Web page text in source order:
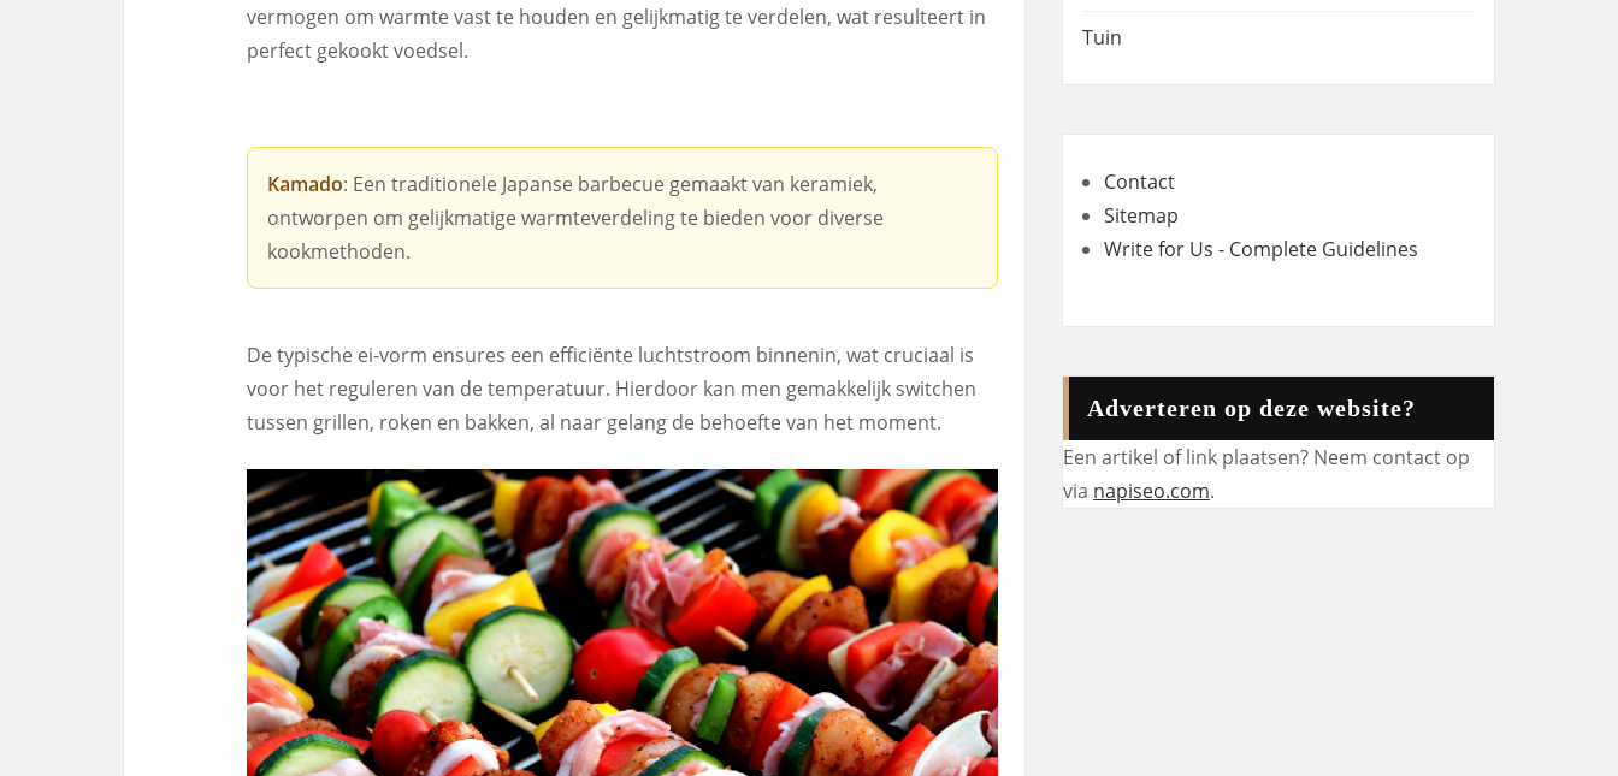
vermogen om warmte vast te houden en gelijkmatig te verdelen, wat resulteert in
perfect gekookt voedsel.
Kamado: Een traditionele Japanse barbecue gemaakt van keramiek,
ontworpen om gelijkmatige warmteverdeling te bieden voor diverse
kookmethoden.
De typische ei-vorm ensures een efficiënte luchtstroom binnenin, wat cruciaal is
voor het reguleren van de temperatuur. Hierdoor kan men gemakkelijk switchen
tussen grillen, roken en bakken, al naar gelang de behoefte van het moment.
Tuin
Contact
Sitemap
Write for Us - Complete Guidelines
Adverteren op deze website?
Een artikel of link plaatsen? Neem contact op
via napiseo.com.